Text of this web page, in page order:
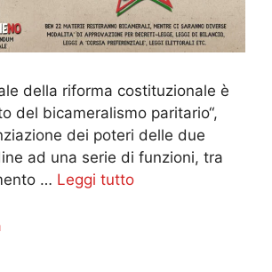
della riforma costituzionale è
del bicameralismo paritario“,
dei poteri delle due
ad una serie di funzioni, tra
… Leggi tutto